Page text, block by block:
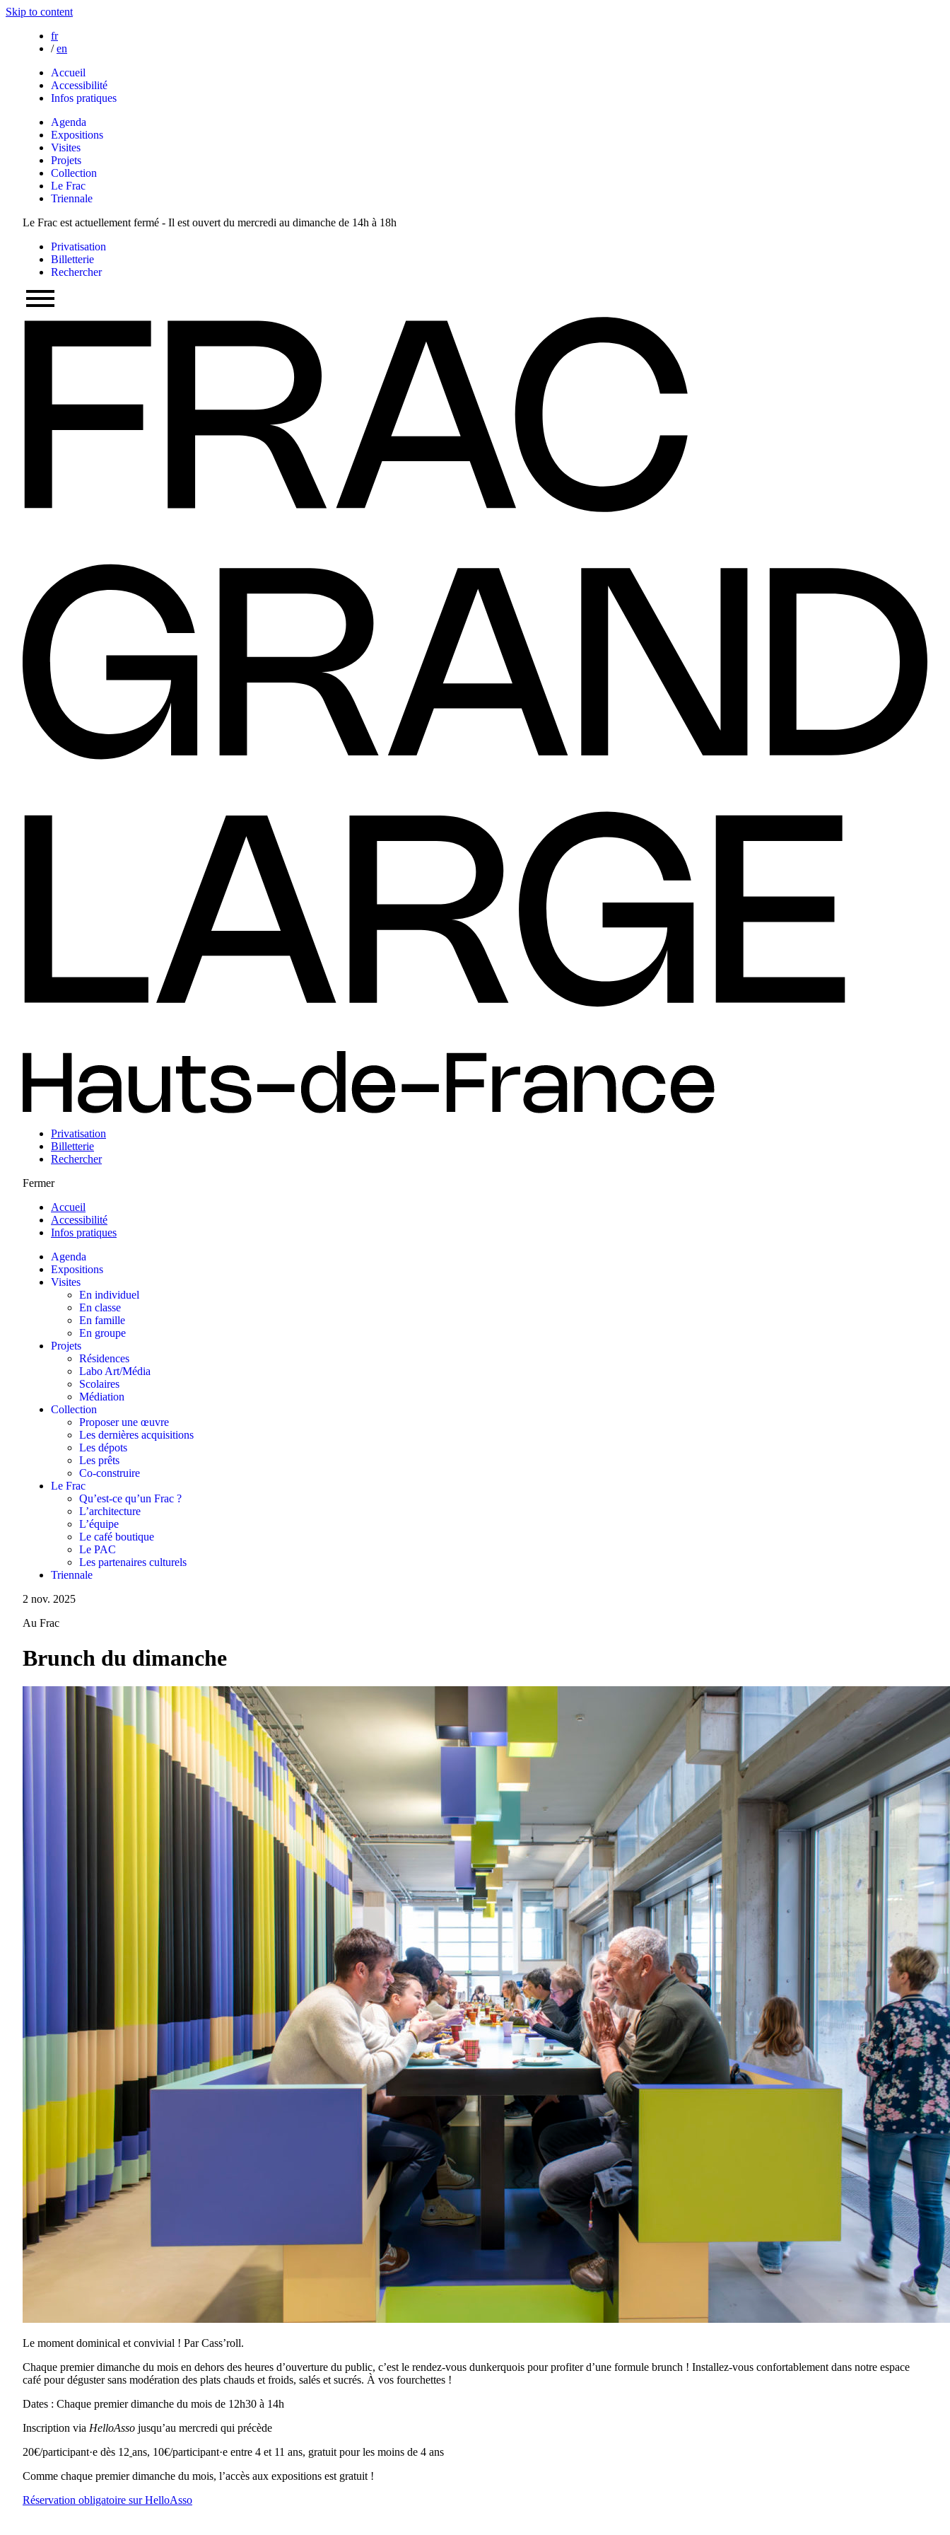
Skip to content
fr
/ en
Accueil
Accessibilité
Infos pratiques
Agenda
Expositions
Visites
Projets
Collection
Le Frac
Triennale
Le Frac est actuellement fermé - Il est ouvert du mercredi au dimanche de 14h à 18h
Privatisation
Billetterie
Rechercher
Privatisation
Billetterie
Rechercher
Fermer
Accueil
Accessibilité
Infos pratiques
Agenda
Expositions
Visites
En individuel
En classe
En famille
En groupe
Projets
Résidences
Labo Art/Média
Scolaires
Médiation
Collection
Proposer une œuvre
Les dernières acquisitions
Les dépots
Les prêts
Co-construire
Le Frac
Qu’est-ce qu’un Frac ?
L’architecture
L’équipe
Le café boutique
Le PAC
Les partenaires culturels
Triennale
2 nov. 2025
Au Frac
Brunch du dimanche
Le moment dominical et convivial ! Par Cass’roll.
Chaque premier dimanche du mois en dehors des heures d’ouverture du public, c’est le rendez-vous dunkerquois pour profiter d’une formule brunch ! Installez-vous confortablement dans notre espace
café pour déguster sans modération des plats chauds et froids, salés et sucrés. À vos fourchettes !
Dates : Chaque premier dimanche du mois de 12h30 à 14h
Inscription via HelloAsso jusqu’au mercredi qui précède
20€/participant·e dès 12 ans, 10€/participant·e entre 4 et 11 ans, gratuit pour les moins de 4 ans
Comme chaque premier dimanche du mois, l’accès aux expositions est gratuit !
Réservation obligatoire sur HelloAsso